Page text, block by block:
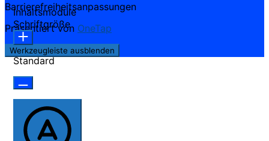
Barrierefreiheitsanpassungen
Präsentiert von OneTap
Werkzeugleiste ausblenden
Inhaltsmodule
Schriftgröße
Standard